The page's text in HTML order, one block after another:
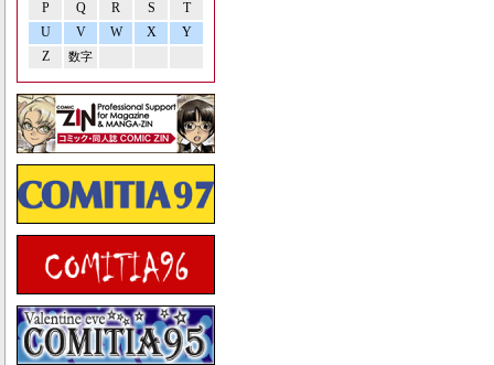
P Q R S
T
U
V W X
Y
Z
数字